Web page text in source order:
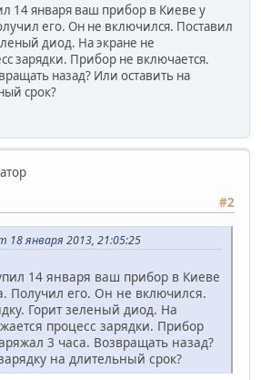
14 января ваш прибор в Киеве у
его. Он не включился. Поставил
диод. На экране не
зарядки. Прибор не включается.
назад? Или оставить на
срок?
#2
января 2013, 21:05:25
14 января ваш прибор в Киеве
Получил его. Он не включился.
Горит зеленый диод. На
процесс зарядки. Прибор
3 часа. Возвращать назад?
на длительный срок?